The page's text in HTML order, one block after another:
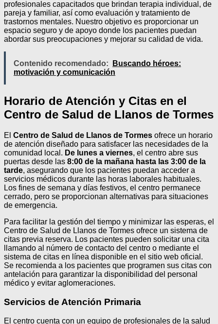
profesionales capacitados que brindan terapia individual, de
pareja y familiar, así como evaluación y tratamiento de
trastornos mentales. Nuestro objetivo es proporcionar un
espacio seguro y de apoyo donde los pacientes puedan
abordar sus preocupaciones y mejorar su calidad de vida.
Contenido recomendado:
Buscando héroes:
motivación y comunicación
Horario de Atención y Citas en el
Centro de Salud de Llanos de Tormes
El Centro de Salud de Llanos de Tormes ofrece un horario
de atención diseñado para satisfacer las necesidades de la
comunidad local. De lunes a viernes, el centro abre sus
puertas desde las 8:00 de la mañana hasta las 3:00 de la
tarde, asegurando que los pacientes puedan acceder a
servicios médicos durante las horas laborales habituales.
Los fines de semana y días festivos, el centro permanece
cerrado, pero se proporcionan alternativas para situaciones
de emergencia.
Para facilitar la gestión del tiempo y minimizar las esperas, el
Centro de Salud de Llanos de Tormes ofrece un sistema de
citas previa reserva. Los pacientes pueden solicitar una cita
llamando al número de contacto del centro o mediante el
sistema de citas en línea disponible en el sitio web oficial.
Se recomienda a los pacientes que programen sus citas con
antelación para garantizar la disponibilidad del personal
médico y evitar aglomeraciones.
Servicios de Atención Primaria
El centro cuenta con un equipo de profesionales de la salud